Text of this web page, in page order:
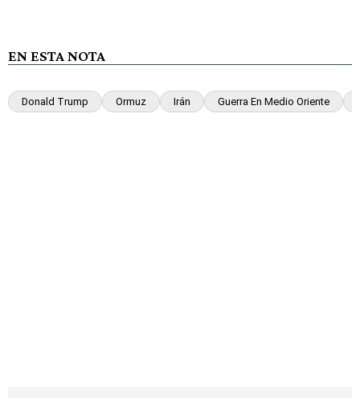
EN ESTA NOTA
Donald Trump Ormuz Irán Guerra En Medio Oriente